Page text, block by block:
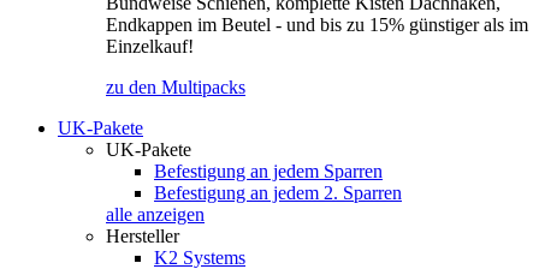
Endkappen im Beutel - und bis zu 15% günstiger als im
Einzelkauf!
zu den Multipacks
UK-Pakete
UK-Pakete
Befestigung an jedem Sparren
Befestigung an jedem 2. Sparren
alle anzeigen
Hersteller
K2 Systems